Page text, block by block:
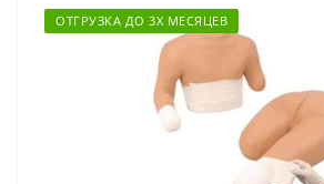
ОТГРУЗКА ДО 3Х МЕСЯЦЕВ